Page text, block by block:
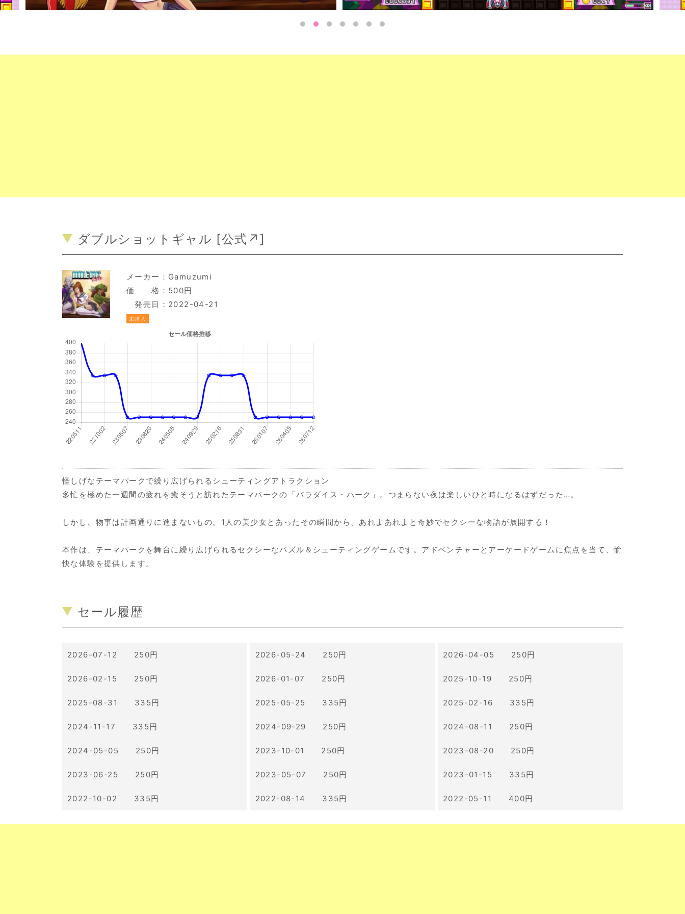
ダブルショットギャル [公式↗]
メーカー： Gamuzumi
価 格：500円
発売日：2022-04-21
未購入
怪しげなテーマパークで繰り広げられるシューティングアトラクション
多忙を極めた一週間の疲れを癒そうと訪れたテーマパークの「パラダイス・パーク」。つまらない夜は楽しいひと時になるはずだった…。
しかし、物事は計画通りに進まないもの。1人の美少女とあったその瞬間から、あれよあれよと奇妙でセクシーな物語が展開する！
本作は、テーマパークを舞台に繰り広げられるセクシーなパズル＆シューティングゲームです。アドベンチャーとアーケードゲームに焦点を当て、愉
快な体験を提供します。
セール履歴
2026-07-12 250円 2026-05-24 250円 2026-04-05 250円
2026-02-15 250円 2026-01-07 250円 2025-10-19 250円
2025-08-31 335円 2025-05-25 335円 2025-02-16 335円
2024-11-17 335円 2024-09-29 250円 2024-08-11 250円
2024-05-05 250円 2023-10-01 250円 2023-08-20 250円
2023-06-25 250円 2023-05-07 250円 2023-01-15 335円
2022-10-02 335円 2022-08-14 335円 2022-05-11 400円